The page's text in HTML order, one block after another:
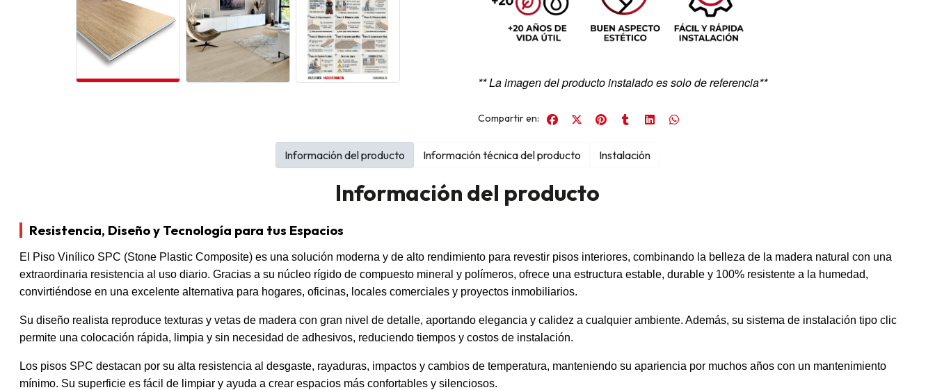
** La imagen del producto instalado es solo de referencia**
Compartir en:
Información del producto
Resistencia, Diseño y Tecnología para tus Espacios
El Piso Vinílico SPC (Stone Plastic Composite) es una solución moderna y de alto rendimiento para revestir pisos interiores, combinando la belleza de la madera natural con una
extraordinaria resistencia al uso diario. Gracias a su núcleo rígido de compuesto mineral y polímeros, ofrece una estructura estable, durable y 100% resistente a la humedad,
convirtiéndose en una excelente alternativa para hogares, oficinas, locales comerciales y proyectos inmobiliarios.
Su diseño realista reproduce texturas y vetas de madera con gran nivel de detalle, aportando elegancia y calidez a cualquier ambiente. Además, su sistema de instalación tipo clic
permite una colocación rápida, limpia y sin necesidad de adhesivos, reduciendo tiempos y costos de instalación.
Los pisos SPC destacan por su alta resistencia al desgaste, rayaduras, impactos y cambios de temperatura, manteniendo su apariencia por muchos años con un mantenimiento
mínimo. Su superficie es fácil de limpiar y ayuda a crear espacios más confortables y silenciosos.
Información del producto Información técnica del producto Instalación